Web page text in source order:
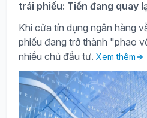
trái phiếu: Tiền đang quay
Khi cửa tín dụng ngân hàng
phiếu đang trở thành "phao
nhiều chủ đầu tư. Xem thêm